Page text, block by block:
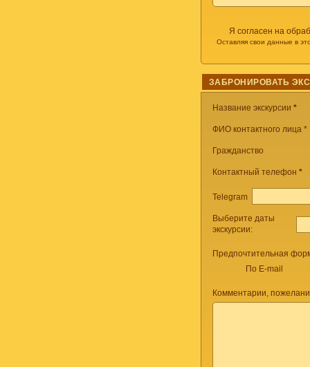
Я согласен на
Оставляя свои данные в
ЗАБРОНИРОВАТЬ
Название экскурсии *
ФИО контактного лица *
Гражданство
Контактный телефон *
Telegram
Выберите даты
экскурсии:
Предпочтительная
По E-mail
Комментарии,